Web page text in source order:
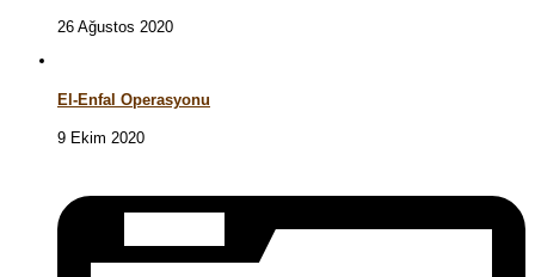
26 Ağustos 2020
El-Enfal Operasyonu
9 Ekim 2020